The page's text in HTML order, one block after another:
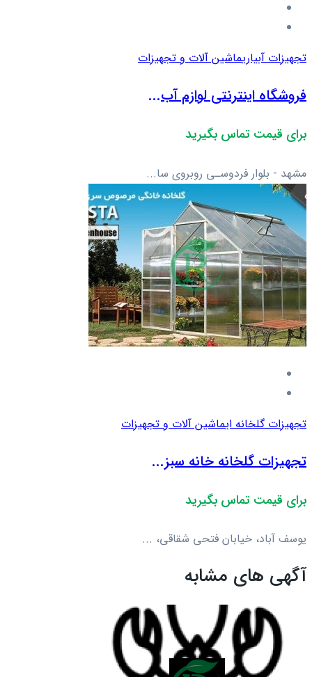
تجهیزات آبیاریماشین آلات و تجهیزات
فروشگاه اینترنتی لوازم آب...
برای قیمت تماس بگیرید
مشهد - بلوار فردوسـی روبروی سا...
تجهیزات گلخانه ایماشین آلات و تجهیزات
تجهیزات گلخانه خانه سبز...
برای قیمت تماس بگیرید
یوسف آباد، خیابان فتحی شقاقی، ...
آگهی های مشابه